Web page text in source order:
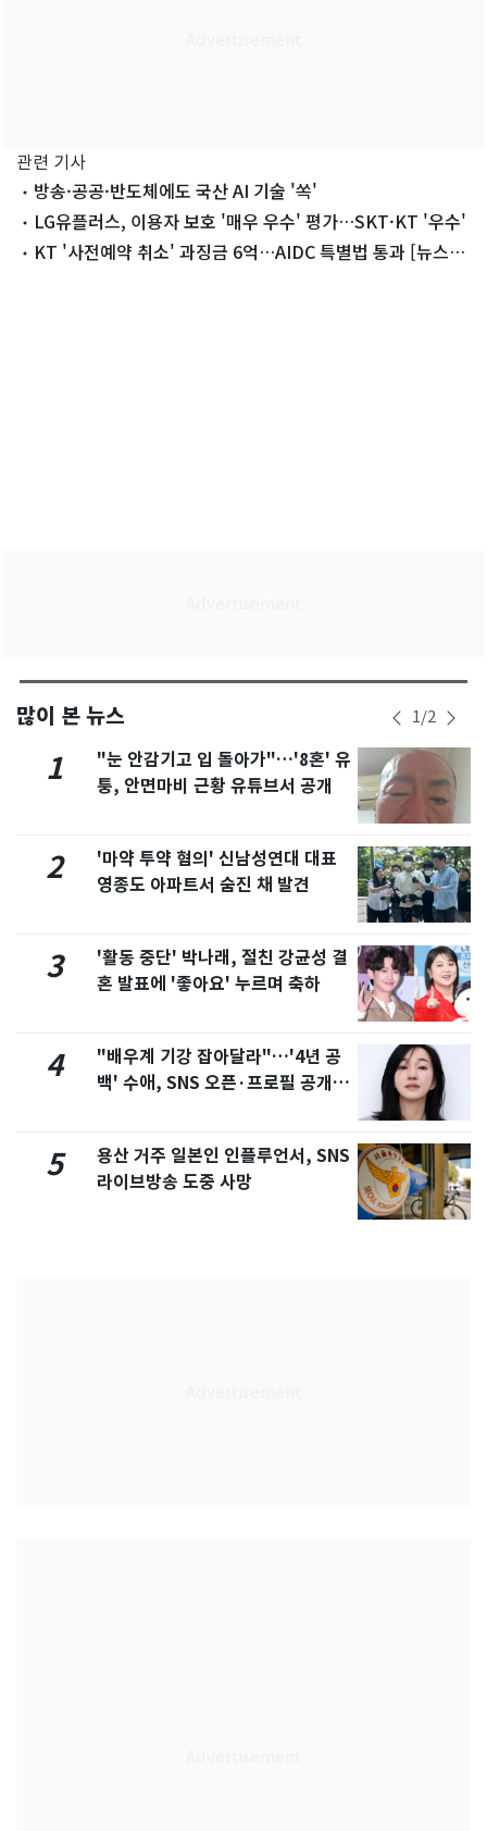
관련 기사
방송·공공·반도체에도 국산 AI 기술 '쏙'
LG유플러스, 이용자 보호 '매우 우수' 평가…SKT·KT '우수'
KT '사전예약 취소' 과징금 6억…AIDC 특별법 통과 [뉴스잇
많이 본 뉴스 1/2
1
"눈 안감기고 입 돌아가"…'8혼' 유
퉁, 안면마비 근황 유튜브서 공개
2
'마약 투약 혐의' 신남성연대 대표
영종도 아파트서 숨진 채 발견
3
'활동 중단' 박나래, 절친 강균성 결
혼 발표에 '좋아요' 누르며 축하
4
"배우계 기강 잡아달라"…'4년 공
백' 수애, SNS 오픈·프로필 공개
5
용산 거주 일본인 인플루언서, SNS
라이브방송 도중 사망